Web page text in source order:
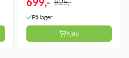
Lemon
På lager
Kjøp